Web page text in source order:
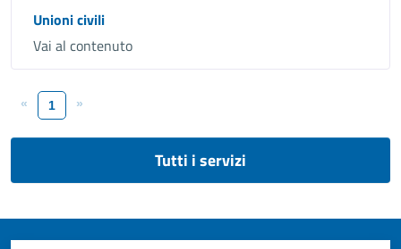
Unioni civili
Vai al contenuto
« 1 »
Tutti i servizi